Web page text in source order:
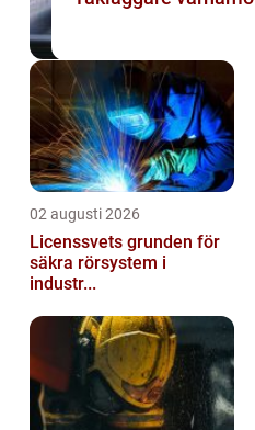
02 augusti 2026
Licenssvets grunden för
säkra rörsystem i
industr...